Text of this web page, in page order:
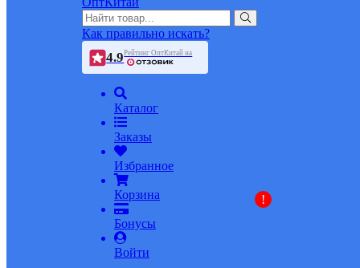
Как правильно искать?
4.9Рейтинг ОптКитай на
Каталог
Заказы
Избранное
Корзина
Бонусы
!
Войти